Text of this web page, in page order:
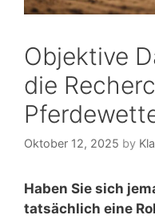
Objektive
die
Oktober 12, 2025 by
Haben Sie sich
tatsächlich eine